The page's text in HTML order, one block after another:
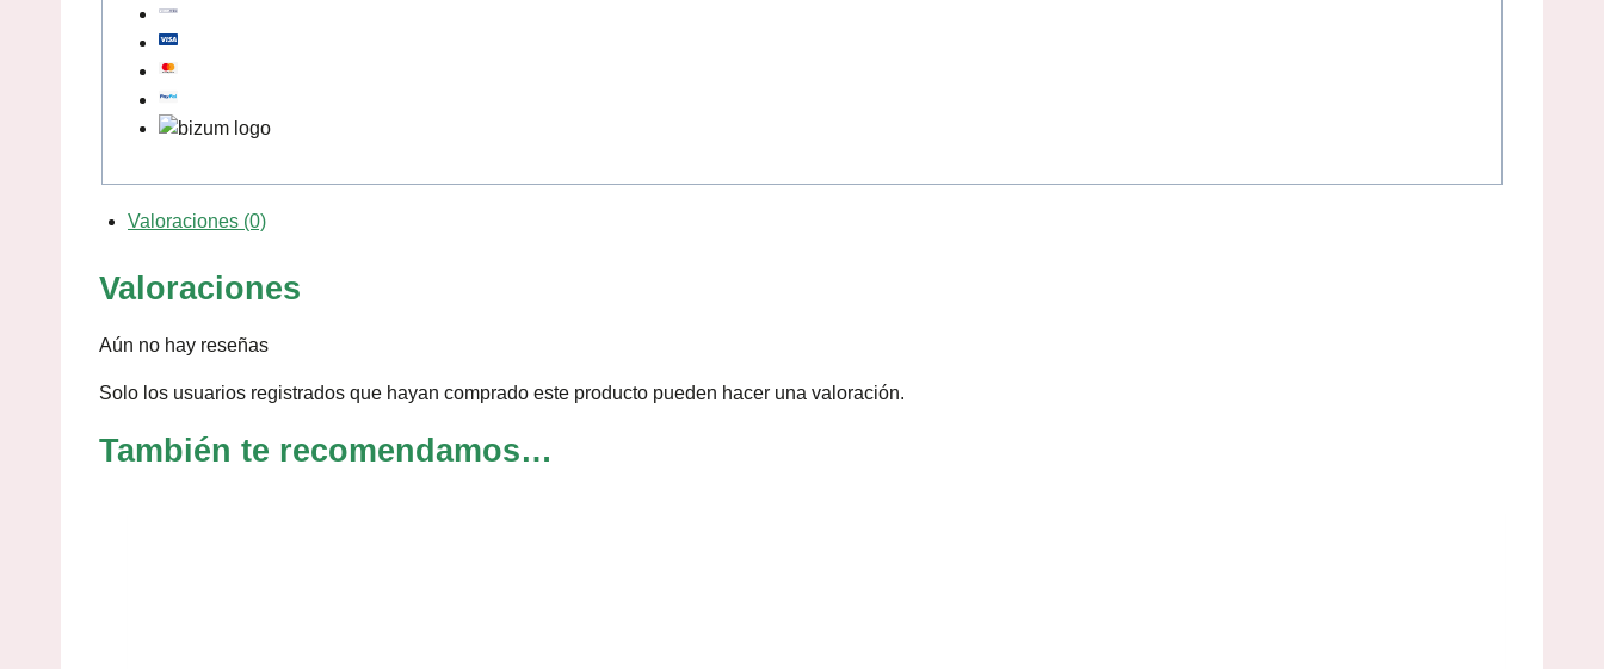
Valoraciones (0)
Valoraciones
Aún no hay reseñas
Solo los usuarios registrados que hayan comprado este producto pueden hacer una valoración.
También te recomendamos…